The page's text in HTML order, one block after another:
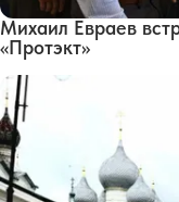
Михаил Евраев
«Протэкт»